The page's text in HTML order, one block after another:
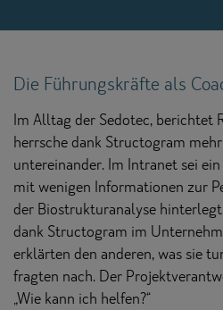
Die Führungskräfte als
Im Alltag der Sedotec, berichtet
herrsche dank Structogram
untereinander. Im Intranet sei
mit wenigen Informationen zur
der Biostrukturanalyse
dank Structogram im
erklärten den anderen, was sie
fragten nach. Der
„Wie kann ich helfen?“